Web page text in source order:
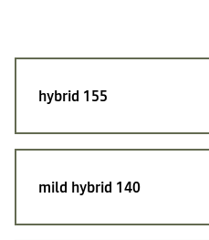
hybrid 155
mild hybrid 140